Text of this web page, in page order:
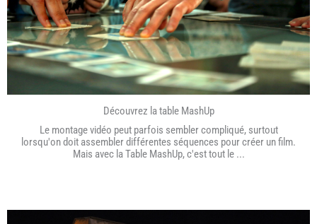
Découvrez la table MashUp
Le montage vidéo peut parfois sembler compliqué, surtout
lorsqu'on doit assembler différentes séquences pour créer un film.
Mais avec la Table MashUp, c'est tout le ...